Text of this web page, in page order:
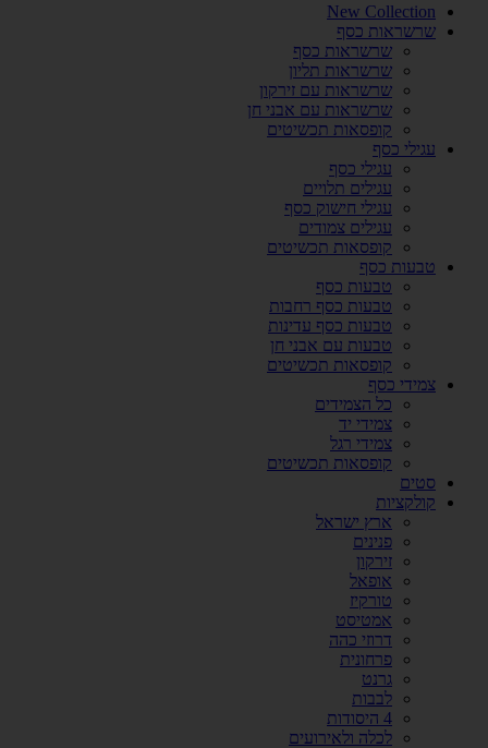
New Collection
שרשראות כסף
שרשראות כסף
שרשראות תליון
שרשראות עם זירקון
שרשראות עם אבני חן
קופסאות תכשיטים
עגילי כסף
עגילי כסף
עגילים תלויים
עגילי חישוק כסף
עגילים צמודים
קופסאות תכשיטים
טבעות כסף
טבעות כסף
טבעות כסף רחבות
טבעות כסף עדינות
טבעות עם אבני חן
קופסאות תכשיטים
צמידי כסף
כל הצמידים
צמידי יד
צמידי רגל
קופסאות תכשיטים
סטים
קולקציות
ארץ ישראל
פנינים
זירקון
אופאל
טורקיז
אמטיסט
דרוזי כהה
פרחונית
גרנט
לבבות
4 היסודות
לכלה ולאירועים